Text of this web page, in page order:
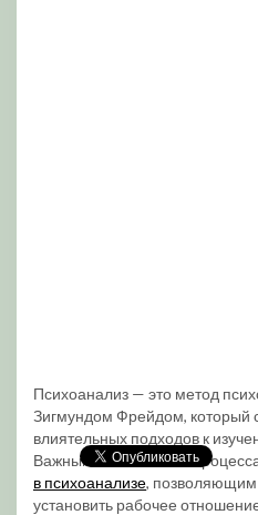
Психоанализ — это метод
Зигмундом Фрейдом, который
влиятельных подходов к
Важным этапом этого
в психоанализе, позволяющим
установить рабочее